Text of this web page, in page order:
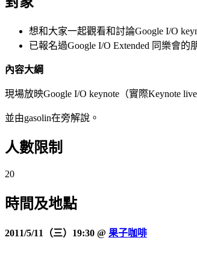
想和大家一起觀看和討論Google I/O
已報名過Google I/O Extended 同樂會
內容大綱
現場放映Google I/O keynote（實際Keynote
並由gasolin在旁解說。
人數限制
20
時間及地點
2011/5/11（三）19:30 @ 果子咖啡